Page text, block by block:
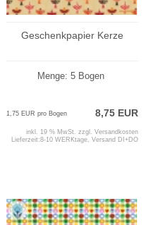
Geschenkpapier Kerze
Menge: 5 Bogen
8,75 EUR
1,75 EUR pro Bogen
inkl. 19 % MwSt. zzgl. Versandkosten
Lieferzeit:8-10 WERKtage, Versand DI+DO